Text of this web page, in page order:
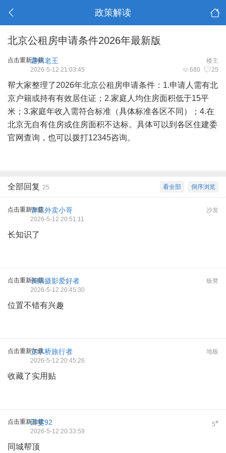
政策解读
北京公租房申请条件2026年最新版
点击重新加载 楼主
通州老王
680 25
2026-5-12 21:03:45
帮大家整理了2026年北京公租房申请条件：1.申请人需有北
京户籍或持有有效居住证；2.家庭人均住房面积低于15平
米；3.家庭年收入需符合标准（具体标准各区不同）；4.在
北京无自有住房或住房面积不达标。具体可以到各区住建委
官网查询，也可以拨打12345咨询。
倒序浏览
看全部
全部回复 25
点击重新加载 沙发
管庄外卖小哥
2026-5-12 20:51:11
长知识了
点击重新加载 板凳
长阳摄影爱好者
2026-5-12 20:45:30
位置不错有兴趣
点击重新加载 地板
立水桥旅行者
2026-5-12 20:45:26
收藏了实用贴
点击重新加载 5#
田雯92
2026-5-12 20:33:59
同城帮顶